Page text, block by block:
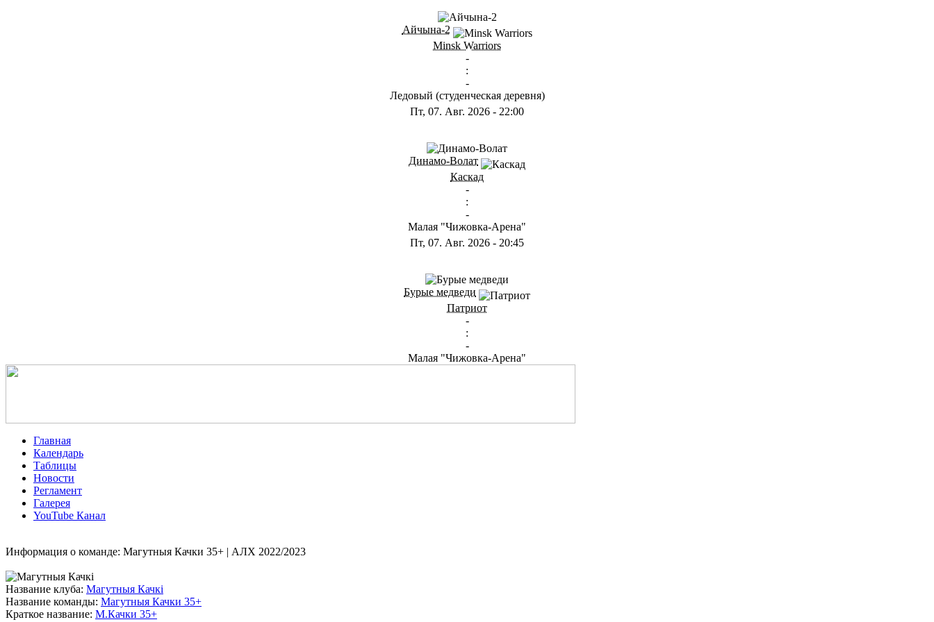
Айчына-2
Minsk Warriors
-
:
-
Ледовый (студенческая деревня)
Пт, 07. Авг. 2026 - 22:00
Динамо-Волат
Каскад
-
:
-
Малая "Чижовка-Арена"
Пт, 07. Авг. 2026 - 20:45
Бурые медведи
Патриот
-
:
-
Малая "Чижовка-Арена"
Главная
Календарь
Таблицы
Новости
Регламент
Галерея
YouTube Канал
Информация о команде: Магутныя Качки 35+ | АЛХ 2022/2023
Название клуба: Магутныя Качкі
Название команды: Магутныя Качки 35+
Краткое название: М.Качки 35+